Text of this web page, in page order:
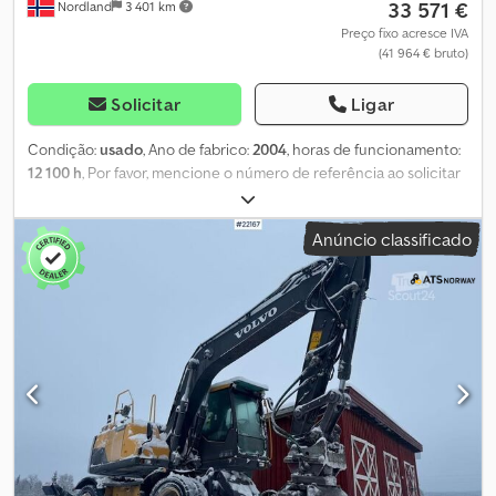
Nordland 3 401 km 33 571 €
Preço fixo acresce IVA
(41 964 € bruto)
Solicitar Ligar
Condição:usado, Ano de fabrico:2004, horas de funcionamento:
12 100 h, Por favor, mencione o número de referência ao solicitar
informações: 22323 Especificações: Ano do modelo: 2004 Horas
de operação: aprox. 12.100 Válido até: 27/01 Peso: 17.000 kg
Potência: 121 kW Os pneus mostrados nas fotos não estão
incluídos no fornecimento. Pneus de verão com cerca de 50% de
profundidade de banda restante. Lubrificação central
Aquecedor substituído O proprietário está avaliando se um balde
para pedras será incluído. Climatização Dsdpfx Ahoygq Rfsyeck
Rádio/DAB Entrega mediante acordo prévio Descrição:
Carregadeira de rodas Volvo L90E, ano 2004, recentemente
certificada. Durante a certificação, foram identificadas três não-
conformidades (duas delas referentes às mangueiras), que serão
solucionadas pelo proprietário antes da venda. 1. Vazamento de
óleo no motor: O proprietário deve corrigir o problema. Os pneus
Anúncio classificado